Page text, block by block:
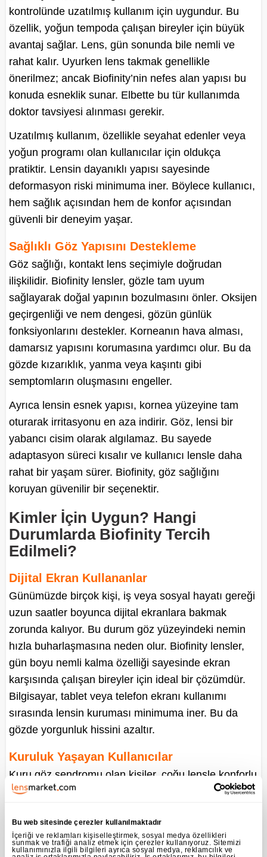
Bu web sitesinde çerezler kullanılmaktadır
İçeriği ve reklamları kişiselleştirmek, sosyal medya özellikleri
sunmak ve trafiği analiz etmek için çerezler kullanıyoruz. Sitemizi
kullanımınızla ilgili bilgileri ayrıca sosyal medya, reklamcılık ve
kontrolünde uzatılmış kullanım için uygundur. Bu
özellik, yoğun tempoda çalışan bireyler için büyük
avantaj sağlar. Lens, gün sonunda bile nemli ve
rahat kalır. Uyurken lens takmak genellikle
önerilmez; ancak Biofinity’nin nefes alan yapısı bu
konuda esneklik sunar. Elbette bu tür kullanımda
doktor tavsiyesi alınması gerekir.
Uzatılmış kullanım, özellikle seyahat edenler veya
yoğun programı olan kullanıcılar için oldukça
pratiktir. Lensin dayanıklı yapısı sayesinde
deformasyon riski minimuma iner. Böylece kullanıcı,
hem sağlık açısından hem de konfor açısından
güvenli bir deneyim yaşar.
Sağlıklı Göz Yapısını Destekleme
Göz sağlığı, kontakt lens seçimiyle doğrudan
ilişkilidir. Biofinity lensler, gözle tam uyum
sağlayarak doğal yapının bozulmasını önler. Oksijen
geçirgenliği ve nem dengesi, gözün günlük
fonksiyonlarını destekler. Korneanın hava alması,
damarsız yapısını korumasına yardımcı olur. Bu da
gözde kızarıklık, yanma veya kaşıntı gibi
semptomların oluşmasını engeller.
Ayrıca lensin esnek yapısı, kornea yüzeyine tam
oturarak irritasyonu en aza indirir. Göz, lensi bir
yabancı cisim olarak algılamaz. Bu sayede
adaptasyon süreci kısalır ve kullanıcı lensle daha
rahat bir yaşam sürer. Biofinity, göz sağlığını
koruyan güvenilir bir seçenektir.
Kimler İçin Uygun? Hangi
Durumlarda Biofinity Tercih
Edilmeli?
Dijital Ekran Kullananlar
Günümüzde birçok kişi, iş veya sosyal hayatı gereği
uzun saatler boyunca dijital ekranlara bakmak
zorunda kalıyor. Bu durum göz yüzeyindeki nemin
hızla buharlaşmasına neden olur. Biofinity lensler,
gün boyu nemli kalma özelliği sayesinde ekran
karşısında çalışan bireyler için ideal bir çözümdür.
Bilgisayar, tablet veya telefon ekranı kullanımı
sırasında lensin kuruması minimuma iner. Bu da
gözde yorgunluk hissini azaltır.
Kuruluk Yaşayan Kullanıcılar
Kuru göz sendromu olan kişiler, çoğu lensle konforlu
bir deneyim yaşayamaz. Ancak Biofinity’nin
koruma sunar. Lens, gözün doğal nemini koruyarak
kuruluk kaynaklı yanma, batma ve kaşıntıyı engeller.